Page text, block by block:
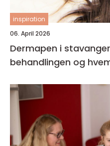
inspiration
06. April 2026
Dermapen i stavanger slik fungerer
behandlingen og